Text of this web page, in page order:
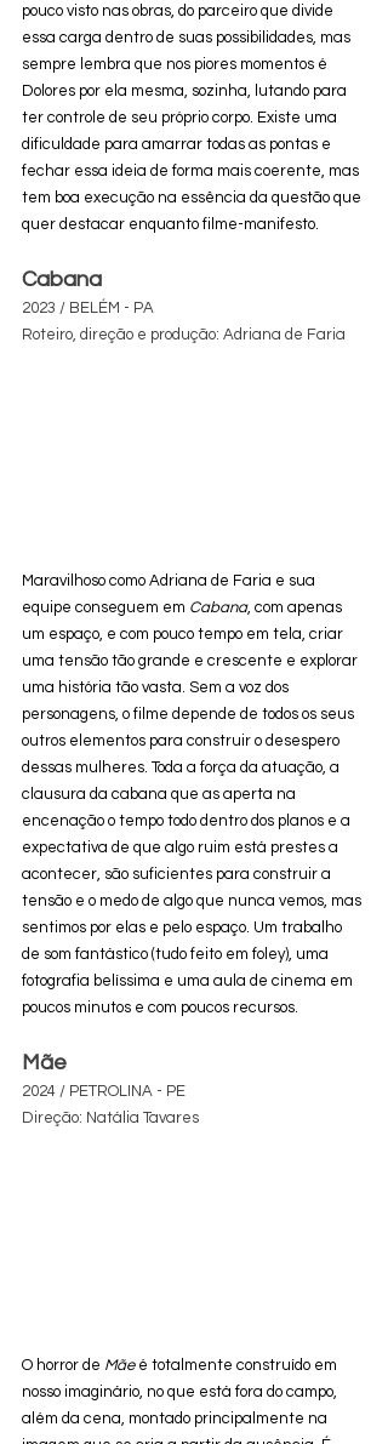
pouco visto nas obras, do parceiro que divide
essa carga dentro de suas possibilidades, mas
sempre lembra que nos piores momentos é
Dolores por ela mesma, sozinha, lutando para
ter controle de seu próprio corpo. Existe uma
dificuldade para amarrar todas as pontas e
fechar essa ideia de forma mais coerente, mas
tem boa execução na essência da questão que
quer destacar enquanto filme-manifesto.
Cabana
2023 / BELÉM - PA
Roteiro, direção e produção: Adriana de Faria
Maravilhoso como Adriana de Faria e sua
equipe conseguem em Cabana, com apenas
um espaço, e com pouco tempo em tela, criar
uma tensão tão grande e crescente e explorar
uma história tão vasta. Sem a voz dos
personagens, o filme depende de todos os seus
outros elementos para construir o desespero
dessas mulheres. Toda a força da atuação, a
clausura da cabana que as aperta na
encenação o tempo todo dentro dos planos e a
expectativa de que algo ruim está prestes a
acontecer, são suficientes para construir a
tensão e o medo de algo que nunca vemos, mas
sentimos por elas e pelo espaço. Um trabalho
de som fantástico (tudo feito em foley), uma
fotografia belíssima e uma aula de cinema em
poucos minutos e com poucos recursos.
Mãe
2024 / PETROLINA - PE
Direção: Natália Tavares
O horror de Mãe é totalmente construído em
nosso imaginário, no que está fora do campo,
além da cena, montado principalmente na